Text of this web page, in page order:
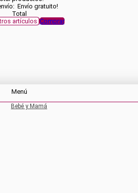
Envío gratuito!
Total
artículosComprar
Menú
Bebé y Mamá